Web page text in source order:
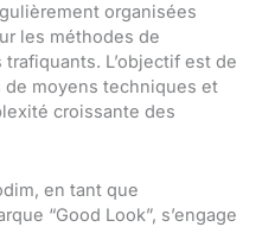
organisées
les méthodes de
L’objectif est de
moyens techniques et
croissante des
en tant que
“Good Look”, s’engage